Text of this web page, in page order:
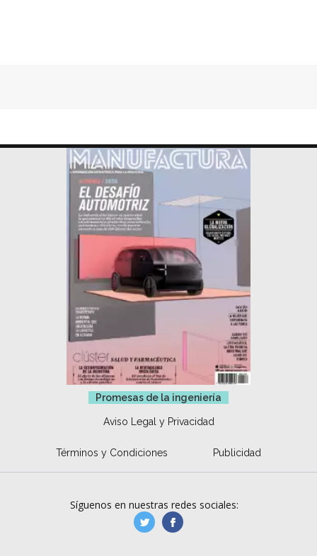
Promesas de la ingeniería
Aviso Legal y Privacidad
Términos y Condiciones Publicidad
Síguenos en nuestras redes sociales:
manufacturaGE